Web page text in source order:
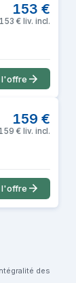
153 €
153 € liv. incl.
l'offre
159 €
€ liv. incl.
l'offre
des